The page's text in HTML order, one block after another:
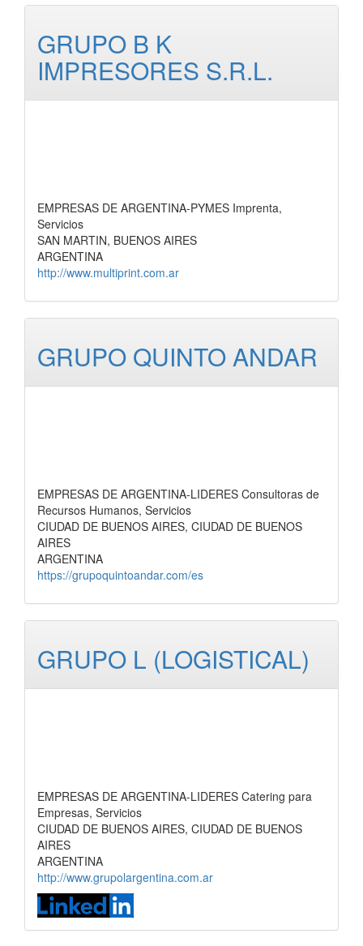
GRUPO B K
IMPRESORES S.R.L.
EMPRESAS DE ARGENTINA-PYMES Imprenta,
Servicios
SAN MARTIN, BUENOS AIRES
ARGENTINA
http://www.multiprint.com.ar
GRUPO QUINTO ANDAR
EMPRESAS DE ARGENTINA-LIDERES Consultoras de
Recursos Humanos, Servicios
CIUDAD DE BUENOS AIRES, CIUDAD DE BUENOS
AIRES
ARGENTINA
https://grupoquintoandar.com/es
GRUPO L (LOGISTICAL)
EMPRESAS DE ARGENTINA-LIDERES Catering para
Empresas, Servicios
CIUDAD DE BUENOS AIRES, CIUDAD DE BUENOS
AIRES
ARGENTINA
http://www.grupolargentina.com.ar